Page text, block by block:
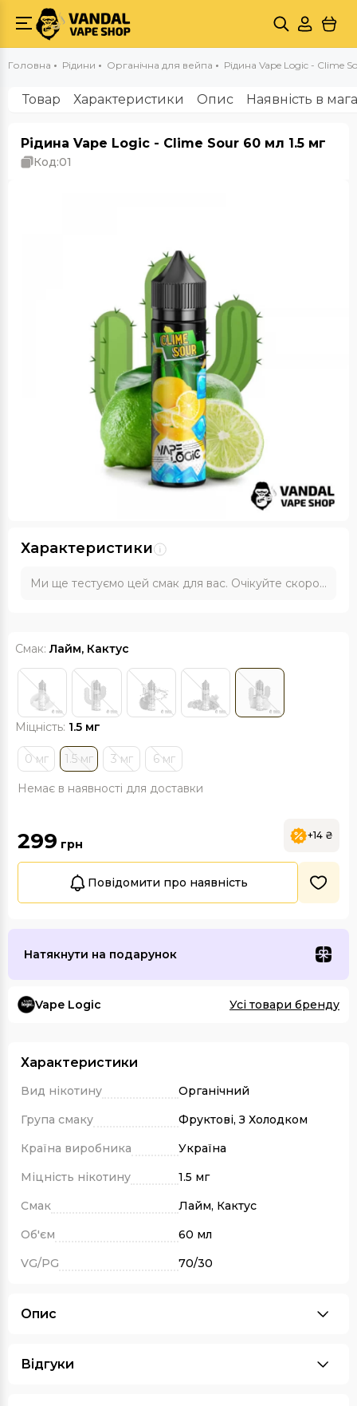
Головна Рідини Органічна для вейпа Рідина Vape Logic - Clime
Товар Характеристики Опис Наявність в
Рідина Vape Logic - Clime Sour 60 мл 1.5 мг
Код:01
Характеристики
Ми ще тестуємо цей смак для вас. Очікуйте скоро...
Смак:Лайм, Кактус
Міцність: 1.5 мг
0 мг 1.5 мг 3 мг 6 мг
Немає в наявності для доставки
299 грн
+14 ₴
Повідомити про наявність
Натякнути на подарунок
Vape Logic Усі товари бренду
Характеристики
Вид нікотину
Органічний
Група смаку
Фруктові, З Холодком
Країна виробника
Україна
Міцність нікотину
1.5 мг
Смак
Лайм, Кактус
Об'єм
60 мл
VG/PG
70/30
Опис
Відгуки